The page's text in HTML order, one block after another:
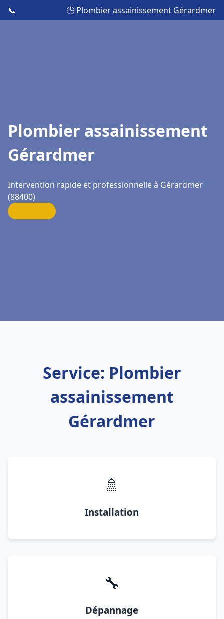
📞 🕒 Plombier assainissement Gérardmer
Plombier assainissement
Gérardmer
Intervention rapide et professionnelle à Gérardmer
(88400)
Service: Plombier
assainissement
Gérardmer
🚿
Installation
🔧
Dépannage